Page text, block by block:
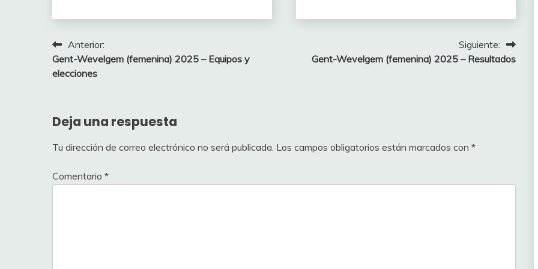
mostrar completa
12 Jacob.
13 Vandebel 50 349
Navegación
de
Anterior:
Gent-Wevelgem (femenina) 2025 – Equipos y
elecciones
Siguiente:
Gent-Wevelgem (femenina) 2025 – Resultados
Deja una respuesta
Tu dirección de correo electrónico no será publicada. Los campos obligatorios están marcados con *
Comentario *